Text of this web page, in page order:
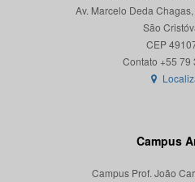
Av. Marcelo Deda
São
CEP
Campus
Campus Prof. João